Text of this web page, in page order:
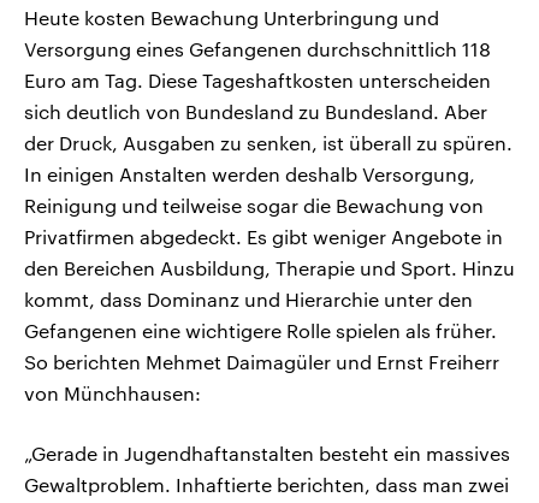
Heute kosten Bewachung Unterbringung und
Versorgung eines Gefangenen durchschnittlich 118
Euro am Tag. Diese Tageshaftkosten unterscheiden
sich deutlich von Bundesland zu Bundesland. Aber
der Druck, Ausgaben zu senken, ist überall zu spüren.
In einigen Anstalten werden deshalb Versorgung,
Reinigung und teilweise sogar die Bewachung von
Privatfirmen abgedeckt. Es gibt weniger Angebote in
den Bereichen Ausbildung, Therapie und Sport. Hinzu
kommt, dass Dominanz und Hierarchie unter den
Gefangenen eine wichtigere Rolle spielen als früher.
So berichten Mehmet Daimagüler und Ernst Freiherr
von Münchhausen:
„Gerade in Jugendhaftanstalten besteht ein massives
Gewaltproblem. Inhaftierte berichten, dass man zwei